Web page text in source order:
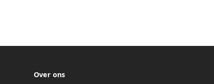
Over ons